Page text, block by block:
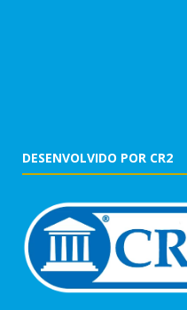
DESENVOLVIDO POR CR2